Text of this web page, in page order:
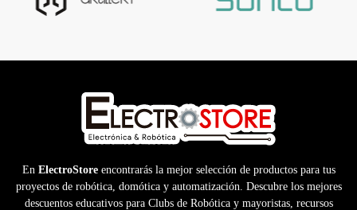
En ElectroStoreencontrarás la mejor selección de productos para tus
proyectos de robótica, domótica y automatización. Descubre los mejores
descuentos educativos para Clubs de Robótica y mayoristas, recursos